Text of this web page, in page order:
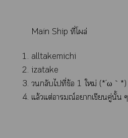
Main Ship ที่โผล่
alltakemichi
izatake
กลับไที่ข้อ 1 ใหม่ (⁠*⁠´⁠ω⁠｀⁠*⁠)
แล้วแต่อารมณ์าเขียนคู่นั้น ๆ